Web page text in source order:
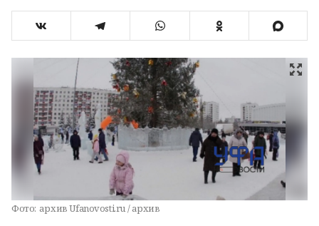
Фото: архив Ufanovosti.ru / архив